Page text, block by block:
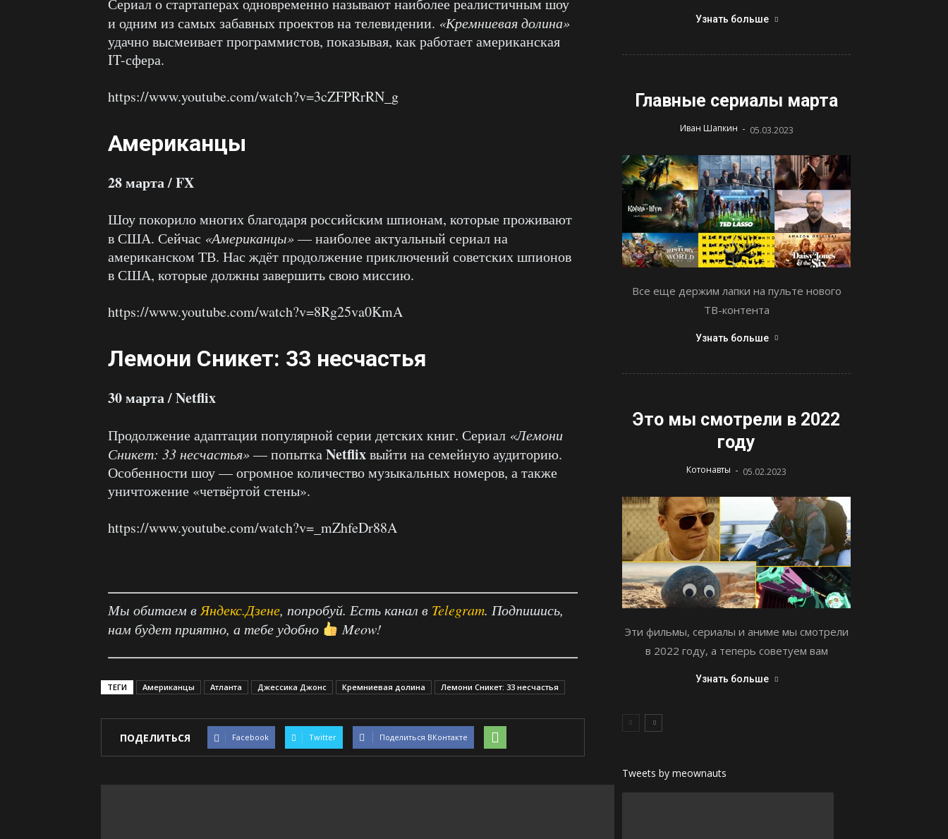
Сериал о стартаперах одновременно называют наиболее реалистичным шоу
и одним из самых забавных проектов на телевидении. «Кремниевая долина»
удачно высмеивает программистов, показывая, как работает американская
IT-сфера.
https://www.youtube.com/watch?v=3cZFPRrRN_g
Американцы
28 марта / FX
Шоу покорило многих благодаря российским шпионам, которые проживают
в США. Сейчас «Американцы»— наиболее актуальный сериал на
американском ТВ. Нас ждёт продолжение приключений советских шпионов
в США, которые должны завершить свою миссию.
https://www.youtube.com/watch?v=8Rg25va0KmA
Лемони Сникет: 33 несчастья
30 марта / Netflix
Продолжение адаптации популярной серии детских книг. Сериал «Лемони
Сникет: 33 несчастья»— попыткаNetflixвыйти на семейную аудиторию.
Особенности шоу — огромное количество музыкальных номеров, а также
уничтожение «четвёртой стены».
https://www.youtube.com/watch?v=_mZhfeDr88A
Мы обитаем в Яндекс.Дзене, попробуй. Есть канал в Telegram. Подпишись,
нам будет приятно, а тебе удобно
Meow!
ТЕГИ Американцы Атланта Джессика Джонс Кремниевая долина Лемони Сникет: 33 несчастья
ПОДЕЛИТЬСЯ Facebook Twitter Поделиться ВКонтакте
Узнать больше
Главные сериалы марта
Иван Шапкин - 05.03.2023
Все еще держим лапки на пульте нового
ТВ-контента
Узнать больше
Это мы смотрели в 2022
году
Котонавты - 05.02.2023
Эти фильмы, сериалы и аниме мы смотрели
в 2022 году, а теперь советуем вам
Узнать больше
Tweets by meownauts